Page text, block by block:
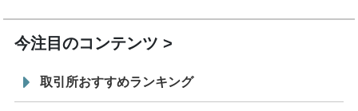
今注目のコンテンツ
取引所おすすめランキング